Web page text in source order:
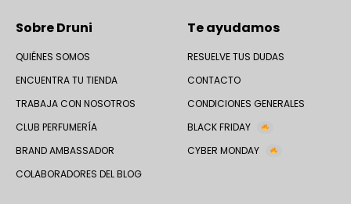
Sobre Druni
QUIÉNES SOMOS
ENCUENTRA TU TIENDA
TRABAJA CON NOSOTROS
CLUB PERFUMERÍA
BRAND AMBASSADOR
COLABORADORES DEL BLOG
Te ayudamos
RESUELVE TUS DUDAS
CONTACTO
CONDICIONES GENERALES
BLACK FRIDAY
CYBER MONDAY